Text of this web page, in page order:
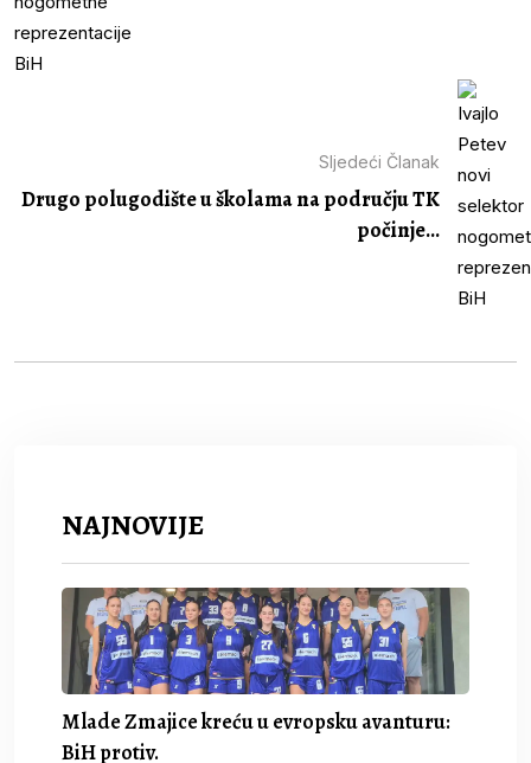
Sljedeći Članak
Drugo polugodište u školama na području TK
počinje...
NAJNOVIJE
Mlade Zmajice kreću u evropsku avanturu:
BiH protiv.